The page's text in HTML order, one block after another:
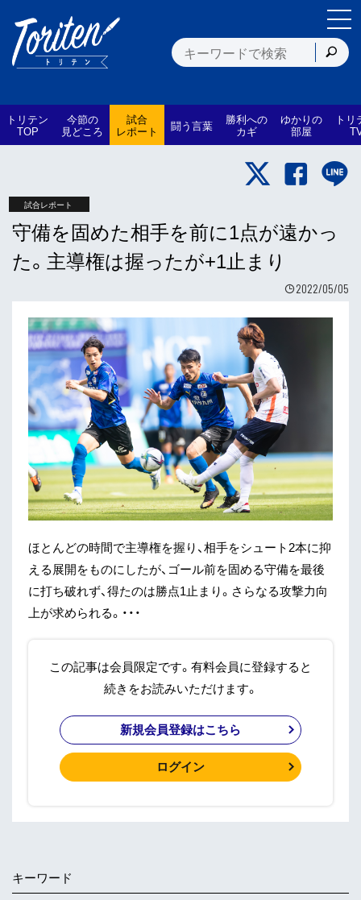
トリテン
TOP
今節の
見どころ
試合
レポート 闘う言葉 勝利への
カギ
ゆかりの
部屋
トリ
試合レポート
守備を固めた相手を前に1点が遠かっ
た。主導権は握ったが+1止まり
2022/05/05
ほとんどの時間で主導権を握り、相手をシュート2本に抑
える展開をものにしたが、ゴール前を固める守備を最後
に打ち破れず、得たのは勝点1止まり。さらなる攻撃力向
上が求められる。・・・
この記事は会員限定です。有料会員に登録すると
続きをお読みいただけます。
新規会員登録はこちら
ログイン
キーワード